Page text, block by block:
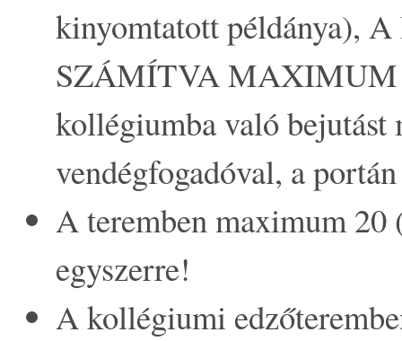
kinyomtatott példánya),
SZÁMÍTVA MAXIMUM
kollégiumba való
vendégfogadóval, a
A teremben maximum
egyszerre!
A kollégiumi